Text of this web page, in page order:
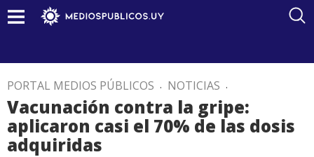
PORTAL MEDIOS PÚBLICOS . NOTICIAS .
Vacunación contra la gripe:
aplicaron casi el 70% de las dosis
adquiridas